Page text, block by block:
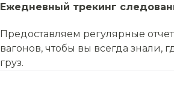
Ежедневный трекинг
Предоставляем регулярные
вагонов, чтобы вы всегда знали,
груз.